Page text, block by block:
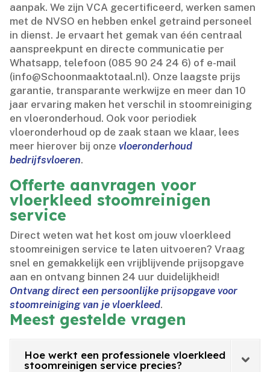
aanpak.​ We zijn VCA gecertificeerd, werken samen
met de NVSO en hebben enkel getraind personeel
in dienst.​ Je ervaart het gemak van één centraal
aanspreekpunt en directe communicatie per
Whatsapp, telefoon (085 90 24 24 6) of e-mail
(info@Schoonmaaktotaal.​nl).​ Onze laagste prijs
garantie, transparante werkwijze en meer dan 10
jaar ervaring maken het verschil in stoomreiniging
en vloeronderhoud.​ Ook voor periodiek
vloeronderhoud op de zaak staan we klaar, lees
meer hierover bij onze vloeronderhoud
bedrijfsvloeren.​
Offerte aanvragen voor
vloerkleed stoomreinigen
service
Direct weten wat het kost om jouw vloerkleed
stoomreinigen service te laten uitvoeren? Vraag
snel en gemakkelijk een vrijblijvende prijsopgave
aan en ontvang binnen 24 uur duidelijkheid!
Ontvang direct een persoonlijke prijsopgave voor
stoomreiniging van je vloerkleed.​
Meest gestelde vragen
Hoe werkt een professionele vloerkleed
stoomreinigen service precies?